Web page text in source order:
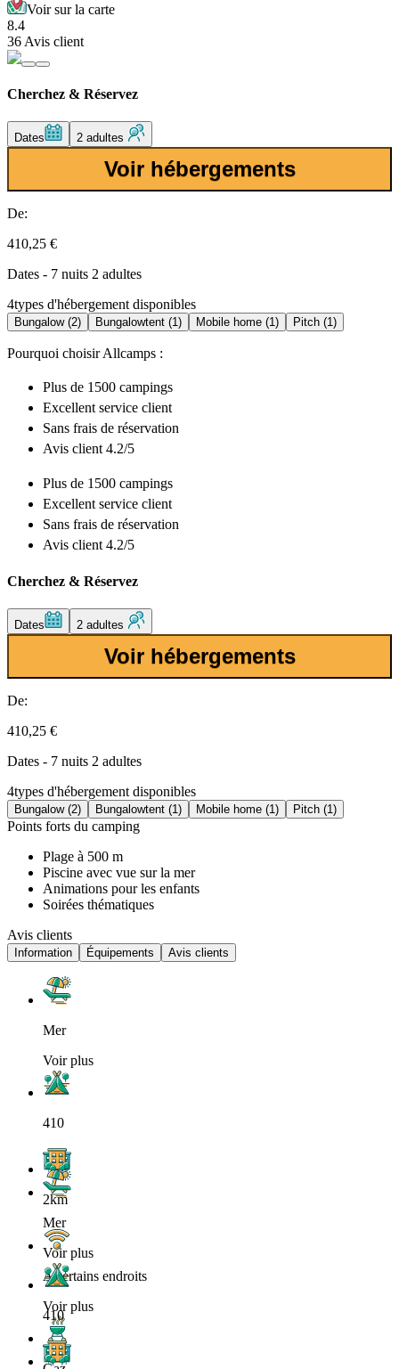
Voir sur la carte
8.4
36 Avis client
Cherchez & Réservez
Dates 2 adultes
Voir hébergements
De:
410,25 €
Dates - 7 nuits 2 adultes
4types d'hébergement disponibles
Bungalow (2) Bungalowtent (1) Mobile home (1) Pitch (1)
Pourquoi choisir Allcamps :
Plus de 1500 campings
Excellent service client
Sans frais de réservation
Avis client 4.2/5
Plus de 1500 campings
Excellent service client
Sans frais de réservation
Avis client 4.2/5
Cherchez & Réservez
Dates 2 adultes
Voir hébergements
De:
410,25 €
Dates - 7 nuits 2 adultes
4types d'hébergement disponibles
Bungalow (2) Bungalowtent (1) Mobile home (1) Pitch (1)
Points forts du camping
Plage à 500 m
Piscine avec vue sur la mer
Animations pour les enfants
Soirées thématiques
Avis clients
Information Équipements Avis clients
Mer
Voir plus
410
2km
A certains endroits
Voir plus
Mer
Voir plus
410